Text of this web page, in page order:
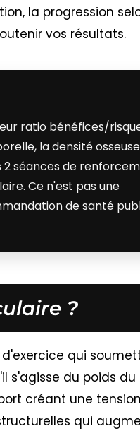
la progression
vos résultats.
ratio bénéfices/
la densité
2 séances de
Ce n'est pas une
de santé
?
qui
s'agisse du poids du
créant une
qui